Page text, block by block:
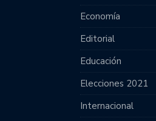
Economía
Editorial
Educación
Elecciones 2021
Internacional